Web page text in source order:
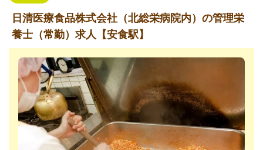
日清医療食品株式会社（北総栄病院内）の管理栄
養士（常勤）求人【安食駅】